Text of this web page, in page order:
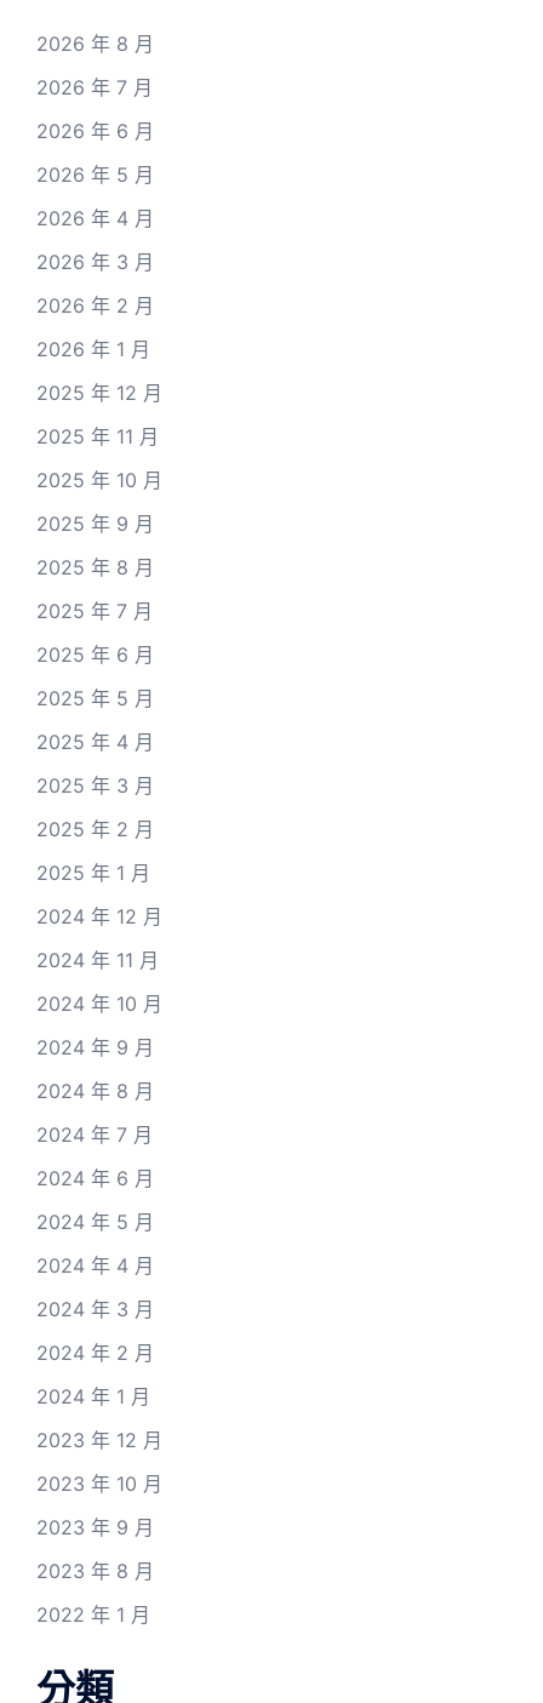
2026 年 8 月
2026 年 7 月
2026 年 6 月
2026 年 5 月
2026 年 4 月
2026 年 3 月
2026 年 2 月
2026 年 1 月
2025 年 12 月
2025 年 11 月
2025 年 10 月
2025 年 9 月
2025 年 8 月
2025 年 7 月
2025 年 6 月
2025 年 5 月
2025 年 4 月
2025 年 3 月
2025 年 2 月
2025 年 1 月
2024 年 12 月
2024 年 11 月
2024 年 10 月
2024 年 9 月
2024 年 8 月
2024 年 7 月
2024 年 6 月
2024 年 5 月
2024 年 4 月
2024 年 3 月
2024 年 2 月
2024 年 1 月
2023 年 12 月
2023 年 10 月
2023 年 9 月
2023 年 8 月
2022 年 1 月
分類